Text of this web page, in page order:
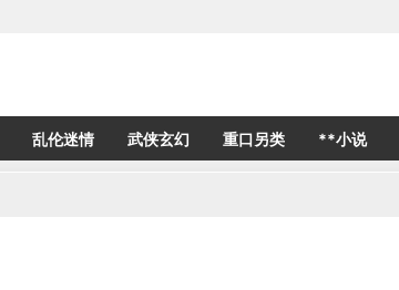
乱伦迷情 武侠玄幻 重口另类 **小说